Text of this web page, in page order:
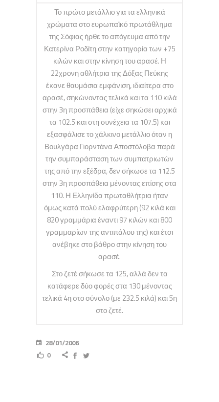
Το πρώτο μετάλλιο για τα ελληνικά
χρώματα στο ευρωπαϊκό πρωτάθλημα
της Σόφιας ήρθε το απόγευμα από την
Κατερίνα Ροδίτη στην κατηγορία των +75
κιλών και στην κίνηση του αρασέ. Η
22χρονη αθλήτρια της Δόξας Πεύκης
έκανε θαυμάσια εμφάνιση, ιδιαίτερα στο
αρασέ, σηκώνοντας τελικά και τα 110 κιλά
στην 3η προσπάθεια (είχε σηκώσει αρχικά
τα 102.5 και στη συνέχεια τα 107.5) και
εξασφάλισε το χάλκινο μετάλλιο όταν η
Βουλγάρα Γιορντάνα Αποστόλοβα παρά
την συμπαράσταση των συμπατριωτών
της από την εξέδρα, δεν σήκωσε τα 112.5
στην 3η προσπάθεια μένοντας επίσης στα
110. Η Ελληνίδα πρωταθλήτρια ήταν
όμως κατά πολύ ελαφρύτερη (92 κιλά και
820 γραμμάρια έναντι 97 κιλών και 800
γραμμαρίων της αντιπάλου της) και έτσι
ανέβηκε στο βάθρο στην κίνηση του
αρασέ.
Στο ζετέ σήκωσε τα 125, αλλά δεν τα
κατάφερε δύο φορές στα 130 μένοντας
τελικά 4η στο σύνολο (με 232.5 κιλά) και 5η
στο ζετέ.
28/01/2006
0